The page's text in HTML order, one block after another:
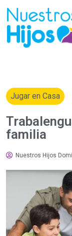
Jugar en Casa
familia
Nuestros Hijos